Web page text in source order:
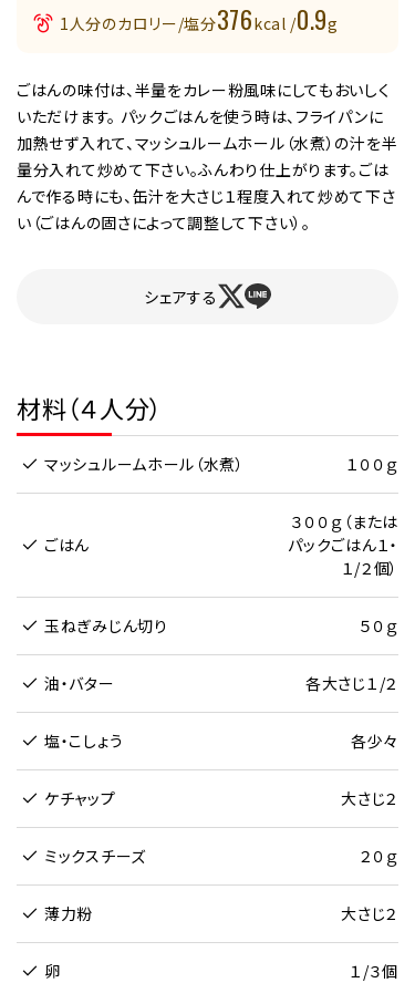
1人分のカロリー/塩分376kcal /0.9g
ごはんの味付は、半量をカレー粉風味にしてもおいしく
いただけます。 パックごはんを使う時は、フライパンに
加熱せず入れて、マッシュルームホール（水煮）の汁を半
量分入れて炒めて下さい。ふんわり仕上がります。ごは
んで作る時にも、缶汁を大さじ１程度入れて炒めて下さ
い（ごはんの固さによって調整して下さい）。
シェアする
材料（４人分）
マッシュルームホール（水煮） １００ｇ
ごはん
３００ｇ（または
パックごはん１・
１/２個）
玉ねぎみじん切り ５０ｇ
油・バター 各大さじ１/２
塩・こしょう 各少々
ケチャップ 大さじ２
ミックスチーズ ２０ｇ
薄力粉 大さじ２
卵 １/３個